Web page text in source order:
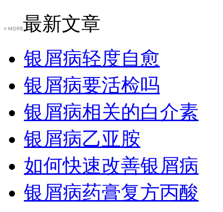
最新文章
银屑病轻度自愈
银屑病要活检吗
银屑病相关的白介素
银屑病乙亚胺
如何快速改善银屑病
银屑病药膏复方丙酸